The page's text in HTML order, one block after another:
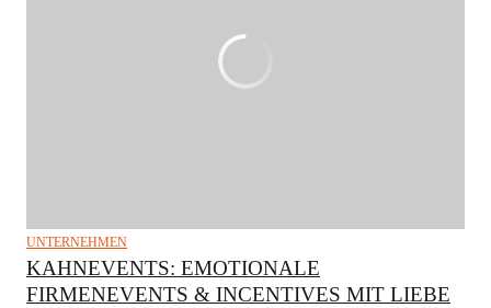
UNTERNEHMEN
KAHNEVENTS: EMOTIONALE
FIRMENEVENTS & INCENTIVES MIT LIEBE